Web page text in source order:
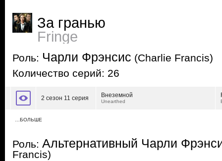
За гранью
Fringe
Роль: Чарли Фрэнсис (Charlie Francis)
Количество серий: 26
2 сезон 11 серия Внеземной
Unearthed
…БОЛЬШЕ
Роль: Альтернативный Чарли
Francis)